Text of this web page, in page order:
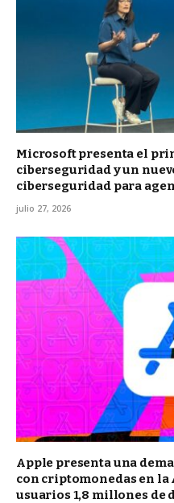
Microsoft presenta el
ciberseguridad y un
ciberseguridad para
julio 27, 2026
Apple presenta una
con criptomonedas en la
usuarios 1,8 millones de